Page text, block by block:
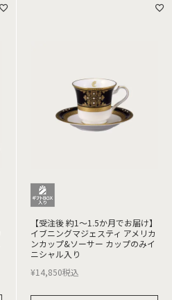
【受注後 約1～1.5か月でお届け】
イブニングマジェスティ アメリカ
ンカップ&ソーサー カップのみイ
ニシャル入り
¥14,850税込